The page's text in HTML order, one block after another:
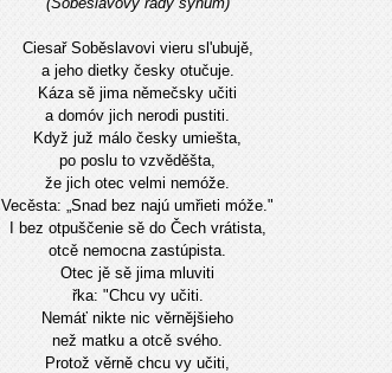
Ciesař Soběslavovi vieru sl'ubujě,
a jeho dietky česky otučuje.
Káza sě jima němečsky učiti
a domóv jich nerodi pustiti.
Když juž málo česky umiešta,
po poslu to vzvěděšta,
že jich otec velmi nemóže.
Vecěsta: „Snad bez najú umřieti móže."
I bez otpuščenie sě do Čech vrátista,
otcě nemocna zastúpista.
Otec jě sě jima mluviti
řka: "Chcu vy učiti.
Nemáť nikte nic věrnějšieho
než matku a otcě svého.
Protož věrně chcu vy učiti,